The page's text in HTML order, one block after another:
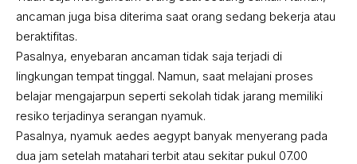
ancaman juga bisa diterima saat orang sedang bekerja atau
beraktifitas.
Pasalnya, enyebaran ancaman tidak saja terjadi di
lingkungan tempat tinggal. Namun, saat melajani proses
belajar mengajarpun seperti sekolah tidak jarang memiliki
resiko terjadinya serangan nyamuk.
Pasalnya, nyamuk aedes aegypt banyak menyerang pada
dua jam setelah matahari terbit atau sekitar pukul 07.00